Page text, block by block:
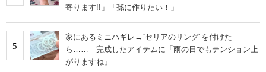
寄ります!!」「孫に作りたい！」
5
家にあるミニハギレ→“セリアのリング”を付けた
ら…… 完成したアイテムに「雨の日でもテンション上
がりますね」